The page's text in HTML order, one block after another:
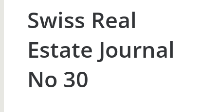
Swiss Real
Estate Journal
No 30